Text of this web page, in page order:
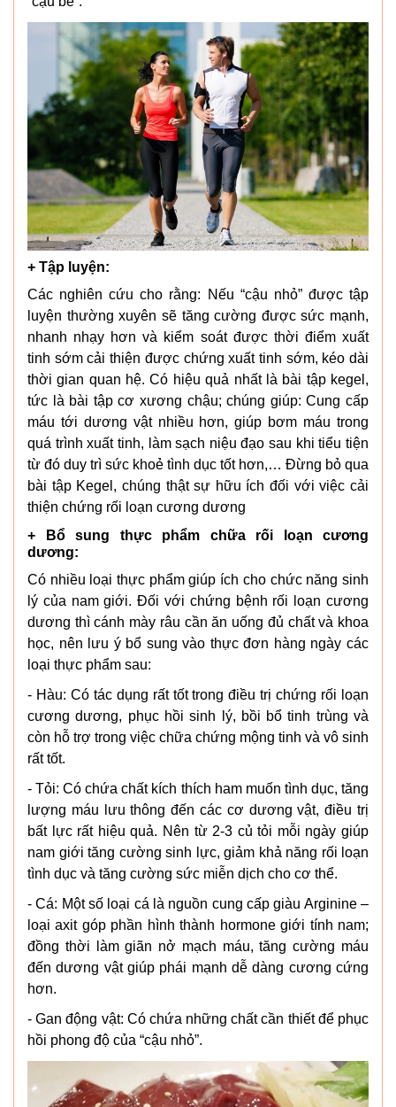
+ Tập luyện:
Các nghiên cứu cho rằng: Nếu “cậu nhỏ” được tập
luyện thường xuyên sẽ tăng cường được sức mạnh,
nhanh nhạy hơn và kiểm soát được thời điểm xuất
tinh sớm cải thiện được chứng xuất tinh sớm, kéo dài
thời gian quan hệ. Có hiệu quả nhất là bài tập kegel,
tức là bài tập cơ xương chậu; chúng giúp: Cung cấp
máu tới dương vật nhiều hơn, giúp bơm máu trong
quá trình xuất tinh, làm sạch niệu đạo sau khi tiểu tiện
từ đó duy trì sức khoẻ tình dục tốt hơn,… Đừng bỏ qua
bài tập Kegel, chúng thật sự hữu ích đối với việc cải
thiện chứng rối loạn cương dương
+ Bổ sung thực phẩm chữa rối loạn cương
dương:
Có nhiều loại thực phẩm giúp ích cho chức năng sinh
lý của nam giới. Đối với chứng bệnh rối loạn cương
dương thì cánh mày râu cần ăn uống đủ chất và khoa
học, nên lưu ý bổ sung vào thực đơn hàng ngày các
loại thực phẩm sau:
- Hàu: Có tác dụng rất tốt trong điều trị chứng rối loạn
cương dương, phục hồi sinh lý, bồi bổ tinh trùng và
còn hỗ trợ trong việc chữa chứng mộng tinh và vô sinh
rất tốt.
- Tỏi: Có chứa chất kích thích ham muốn tình dục, tăng
lượng máu lưu thông đến các cơ dương vật, điều trị
bất lực rất hiệu quả. Nên từ 2-3 củ tỏi mỗi ngày giúp
nam giới tăng cường sinh lực, giảm khả năng rối loạn
tình dục và tăng cường sức miễn dịch cho cơ thể.
- Cá: Một số loại cá là nguồn cung cấp giàu Arginine –
loại axit góp phần hình thành hormone giới tính nam;
đồng thời làm giãn nở mạch máu, tăng cường máu
đến dương vật giúp phái mạnh dễ dàng cương cứng
hơn.
- Gan động vật: Có chứa những chất cần thiết để phục
hồi phong độ của “cậu nhỏ”.